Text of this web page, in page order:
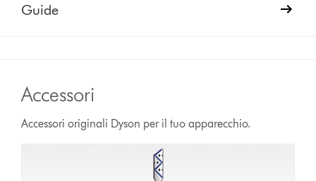
Guide
Accessori
Accessori originali Dyson per il tuo apparecchio.